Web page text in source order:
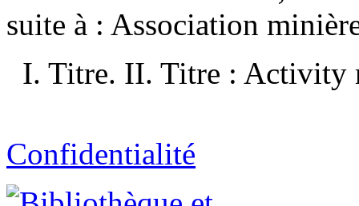
suite à : Association
I. Titre. II. Titre : Activity
Confidentialité